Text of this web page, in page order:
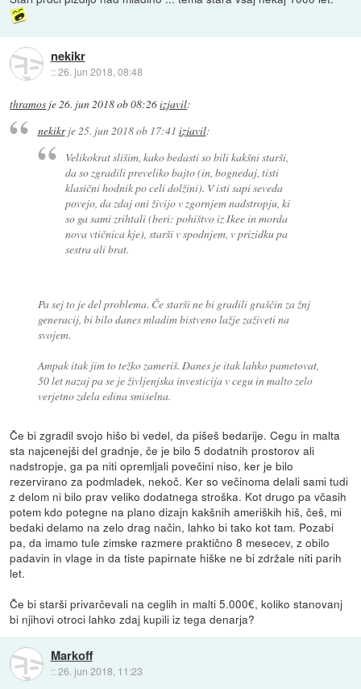
nekikr
::26. jun 2018, 08:48
thramos je26. jun 2018 ob 08:26izjavil:
nekikrje25. jun 2018 ob 17:41 izjavil:
Velikokrat slišim, kako bedasti so bili kakšni starši,
da so zgradili preveliko bajto (in, bognedaj, tisti
klasični hodnik po celi dolžini). V isti sapi seveda
povejo, da zdaj oni živijo v zgornjem nadstropju, ki
so ga sami zrihtali (beri: pohištvo iz Ikee in morda
nova vtičnica kje), starši v spodnjem, v prizidku pa
sestra ali brat.
Pa sej to je del problema. Če starši ne bi gradili graščin za žnj
generacij, bi bilo danes mladim bistveno lažje zaživeti na
svojem.
Ampak itak jim to težko zameriš. Danes je itak lahko pametovat,
50 let nazaj pa se je življenjska investicija v cegu in malto zelo
verjetno zdela edina smiselna.
Če bi zgradil svojo hišo bi vedel, da pišeš bedarije. Cegu in malta
sta najcenejši del gradnje, če je bilo 5 dodatnih prostorov ali
nadstropje, ga pa niti opremljali povečini niso, ker je bilo
rezervirano za podmladek, nekoč. Ker so večinoma delali sami tudi
z delom ni bilo prav veliko dodatnega stroška. Kot drugo pa včasih
potem kdo potegne na plano dizajn kakšnih ameriških hiš, češ, mi
bedaki delamo na zelo drag način, lahko bi tako kot tam. Pozabi
pa, da imamo tule zimske razmere praktično 8 mesecev, z obilo
padavin in vlage in da tiste papirnate hiške ne bi zdržale niti parih
let.
Če bi starši privarčevali na ceglih in malti 5.000€, koliko stanovanj
bi njihovi otroci lahko zdaj kupili iz tega denarja?
Markoff
::26. jun 2018, 11:23